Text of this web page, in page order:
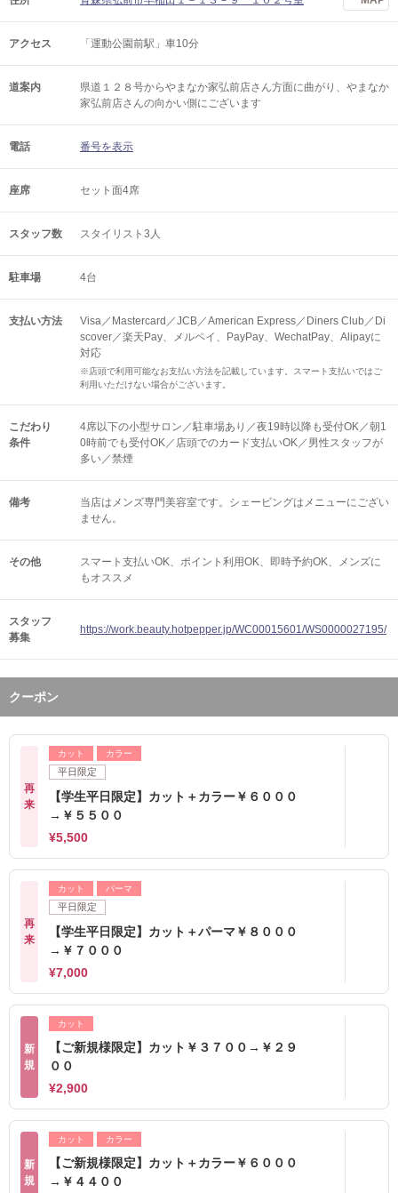
アクセス 「運動公園前駅」車10分
道案内
県道１２８号からやまなか家弘前店さん方面に曲がり、やまなか
家弘前店さんの向かい側にございます
電話 番号を表示
座席 セット面4席
スタッフ数 スタイリスト3人
駐車場 4台
支払い方法
Visa／Mastercard／JCB／American Express／Diners Club／Di
scover／楽天Pay、メルペイ、PayPay、WechatPay、Alipayに
対応
※店頭で利用可能なお支払い方法を記載しています。スマート支払いではご
利用いただけない場合がございます。
こだわり
条件
4席以下の小型サロン／駐車場あり／夜19時以降も受付OK／朝1
0時前でも受付OK／店頭でのカード支払いOK／男性スタッフが
多い／禁煙
備考
当店はメンズ専門美容室です。シェービングはメニューにござい
ません。
その他 スマート支払いOK ポイント利用OK 即時予約OK
メンズに
もオススメ
スタッフ
募集
https://work.beauty.hotpepper.jp/WC00015601/WS0000027195/
クーポン
再
来
カット カラー
平日限定
【学生平日限定】カット＋カラー￥６０００
→￥５５００
¥5,500
再
来
カット パーマ
平日限定
【学生平日限定】カット＋パーマ￥８０００
→￥７０００
¥7,000
新
規
カット
【ご新規様限定】カット￥３７００→￥２９
００
¥2,900
新
規
カット カラー
【ご新規様限定】カット＋カラー￥６０００
→￥４４００